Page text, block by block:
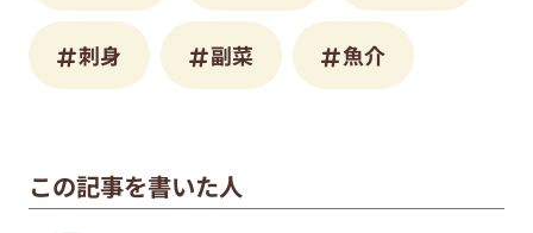
刺身 副菜 魚介
この記事を書いた人